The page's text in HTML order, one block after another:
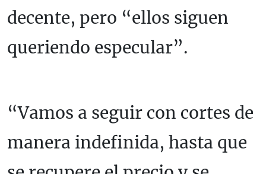
decente, pero “ellos siguen
queriendo especular”.
“Vamos a seguir con cortes de
manera indefinida, hasta que